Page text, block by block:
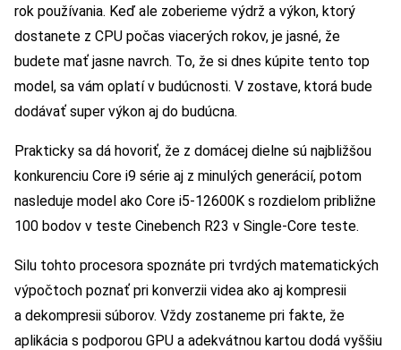
rok používania. Keď ale zoberieme výdrž a výkon, ktorý
dostanete z CPU počas viacerých rokov, je jasné, že
budete mať jasne navrch. To, že si dnes kúpite tento top
model, sa vám oplatí v budúcnosti. V zostave, ktorá bude
dodávať super výkon aj do budúcna.
Prakticky sa dá hovoriť, že z domácej dielne sú najbližšou
konkurenciu Core i9 série aj z minulých generácií, potom
nasleduje model ako Core i5-12600K s rozdielom približne
100 bodov v teste Cinebench R23 v Single-Core teste.
Silu tohto procesora spoznáte pri tvrdých matematických
výpočtoch poznať pri konverzii videa ako aj kompresii
a dekompresii súborov. Vždy zostaneme pri fakte, že
aplikácia s podporou GPU a adekvátnou kartou dodá vyššiu